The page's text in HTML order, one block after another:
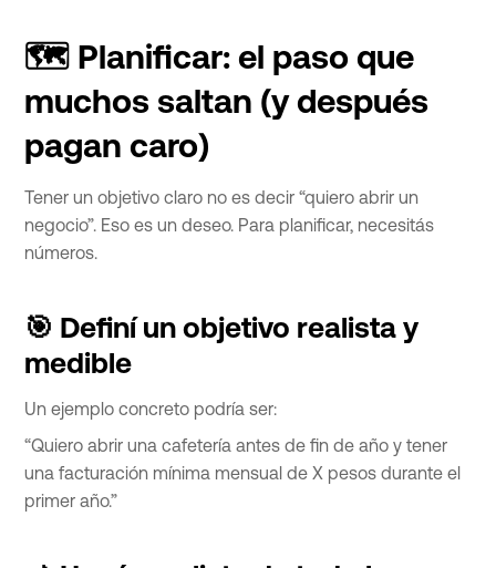
🗺️ Planificar: el paso que
muchos saltan (y después
pagan caro)
Tener un objetivo claro no es decir “quiero abrir un
negocio”. Eso es un deseo. Para planificar, necesitás
números.
🎯 Definí un objetivo realista y
medible
Un ejemplo concreto podría ser:
“Quiero abrir una cafetería antes de fin de año y tener
una facturación mínima mensual de X pesos durante el
primer año.”